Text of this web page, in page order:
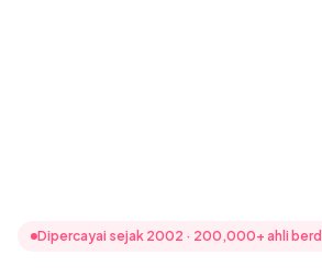
Dipercayai sejak 2002 · 200,000+ ahli